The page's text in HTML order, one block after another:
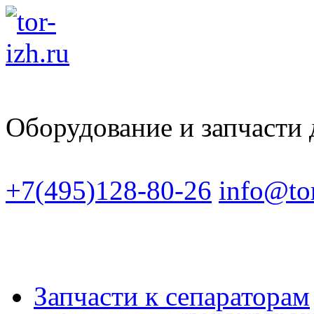
Оборудование и
+7(495)128-80-26
Запчасти к сепараторам